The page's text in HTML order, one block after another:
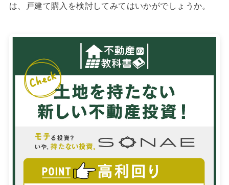
は、戸建て購入を検討してみてはいかがでしょうか。